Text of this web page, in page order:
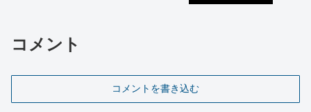
コメント
コメントを書き込む